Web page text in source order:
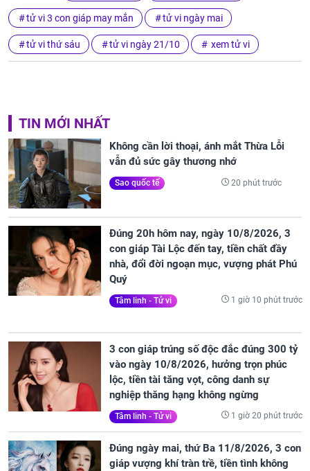
tử vi 3 con giáp may mắn tử vi ngày mai
tử vi thứ sáu tử vi ngày 21/10 xem tử vi
TIN MỚI NHẤT
Không cần lời thoại, ánh mắt Thừa Lỗi
vẫn đủ sức gây thương nhớ
Sao quốc tế 20 phút trước
Đúng 20h hôm nay, ngày 10/8/2026, 3
con giáp Tài Lộc đến tay, tiền chất đầy
nhà, đổi đời ngoạn mục, vượng phát Phú
Quý
Tâm linh - Tử vi 1 giờ 10 phút trước
3 con giáp trúng số độc đắc đúng 300 tỷ
vào ngày 10/8/2026, hưởng trọn phúc
lộc, tiền tài tăng vọt, công danh sự
nghiệp thăng hạng không ngừng
Tâm linh - Tử vi 1 giờ 20 phút trước
Đúng ngày mai, thứ Ba 11/8/2026, 3 con
giáp vượng khí tràn trề, tiền tình không